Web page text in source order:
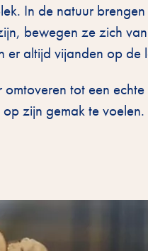
In de natuur
bewegen ze zich
er altijd vijanden op de
tot een echte
zijn gemak te